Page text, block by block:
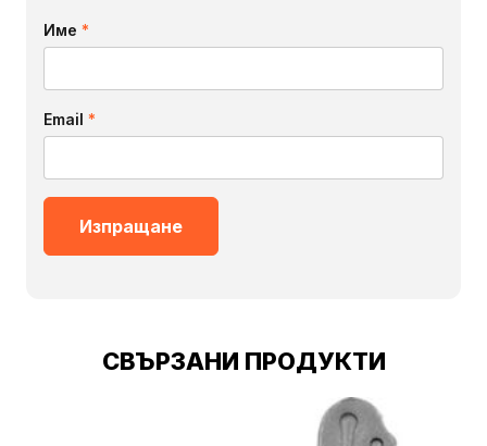
Име *
Email *
СВЪРЗАНИ ПРОДУКТИ